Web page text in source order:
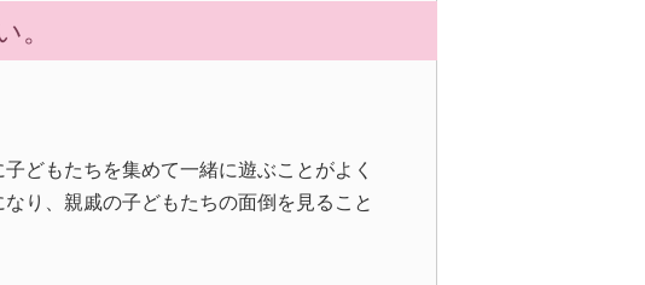
どもたちを集めて一緒に遊ぶことがよく
り、親戚の子どもたちの面倒を見ること